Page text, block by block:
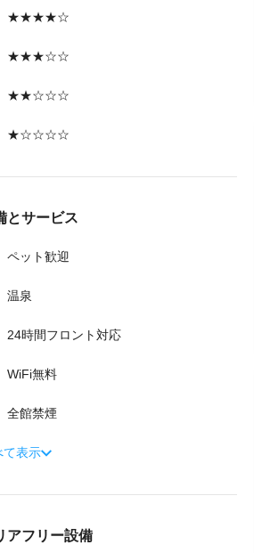
★★★★☆
★★★☆☆
★★☆☆☆
★☆☆☆☆
とサービス
ペット歓迎
温泉
24時間フロント対応
WiFi無料
全館禁煙
て表示
アフリー設備